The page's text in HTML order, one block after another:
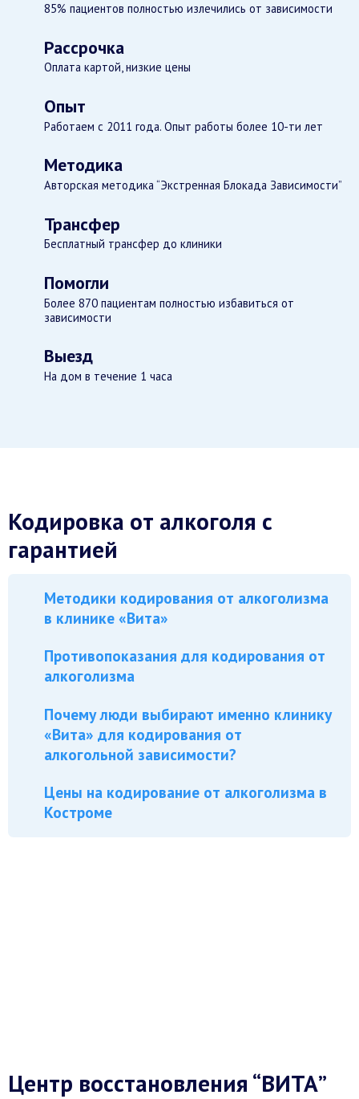
85% пациентов полностью излечились от зависимости
Рассрочка
Оплата картой, низкие цены
Опыт
Работаем с 2011 года. Опыт работы более 10-ти лет
Методика
Авторская методика “Экстренная Блокада Зависимости”
Трансфер
Бесплатный трансфер до клиники
Помогли
Более 870 пациентам полностью избавиться от
зависимости
Выезд
На дом в течение 1 часа
Кодировка от алкоголя с
гарантией
Методики кодирования от алкоголизма
в клинике «Вита»
Противопоказания для кодирования от
алкоголизма
Почему люди выбирают именно клинику
«Вита» для кодирования от
алкогольной зависимости?
Цены на кодирование от алкоголизма в
Костроме
Центр восстановления “ВИТА”